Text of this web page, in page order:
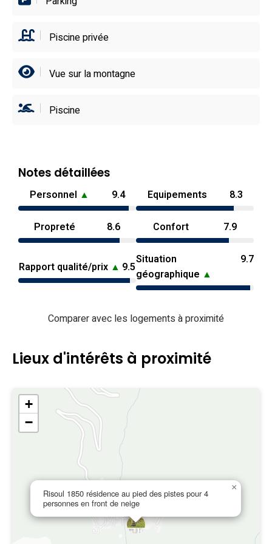
Piscine privée
Vue sur la montagne
Piscine
Notes détaillées
Personnel ▲ 9.4 Equipements 8.3
Propreté 8.6 Confort 7.9
Rapport qualité/prix ▲ 9.5
Situation
géographique ▲
9.7
Comparer avec les logements à proximité
Lieux d'intérêts à proximité
Risoul 1850 résidence au pied des pistes pour 4
personnes en front de neige
×
+
−